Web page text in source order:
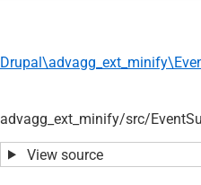
advagg_ext_minify/src/
View source